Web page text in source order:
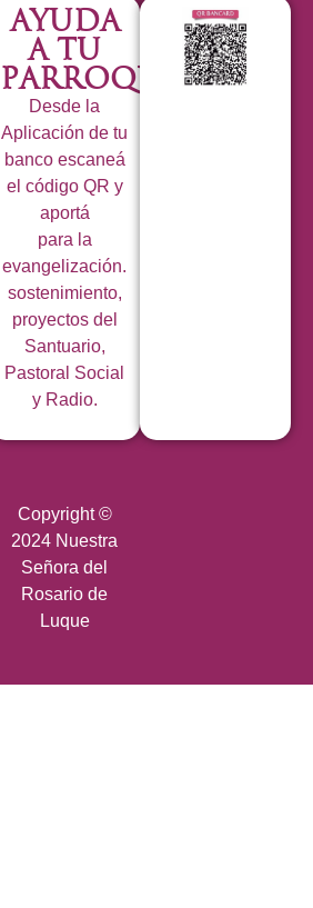
Ayuda
a tu
Parroquia
Desde la
Aplicación de tu
banco escaneá
el código QR y
aportá
para la
evangelización.
sostenimiento,
proyectos del
Santuario,
Pastoral Social
y Radio.
Copyright ©
2024 Nuestra
Señora del
Rosario de
Luque